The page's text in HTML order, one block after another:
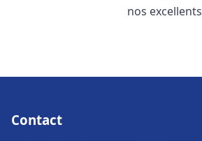
nos excellents
Contact